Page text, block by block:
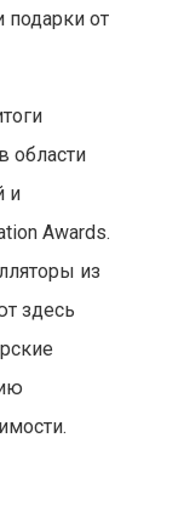
подарки от
области
и
Awards.
из
здесь